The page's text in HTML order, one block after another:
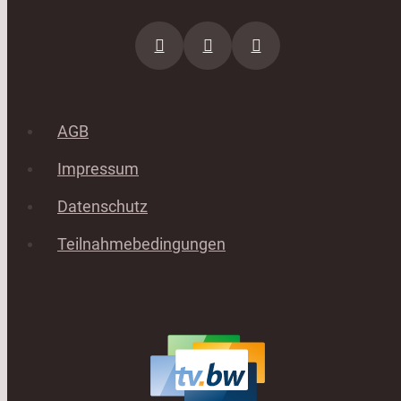
AGB
Impressum
Datenschutz
Teilnahmebedingungen